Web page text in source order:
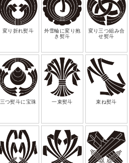
変り折れ熨斗
外雪輪に変り抱
き熨斗
変り三つ組み合
せ熨斗
三つ熨斗に宝珠 一束熨斗 束ね熨斗